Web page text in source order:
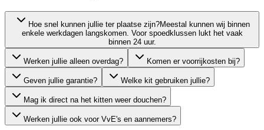
Hoe snel kunnen jullie ter plaatse zijn?Meestal kunnen wij binnen
enkele werkdagen langskomen. Voor spoedklussen lukt het vaak
binnen 24 uur.
Werken jullie alleen overdag? Komen er voorrijkosten bij?
Geven jullie garantie? Welke kit gebruiken jullie?
Mag ik direct na het kitten weer douchen?
Werken jullie ook voor VvE's en aannemers?